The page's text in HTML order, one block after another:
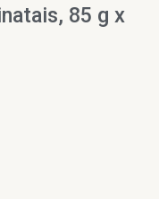
85 g x